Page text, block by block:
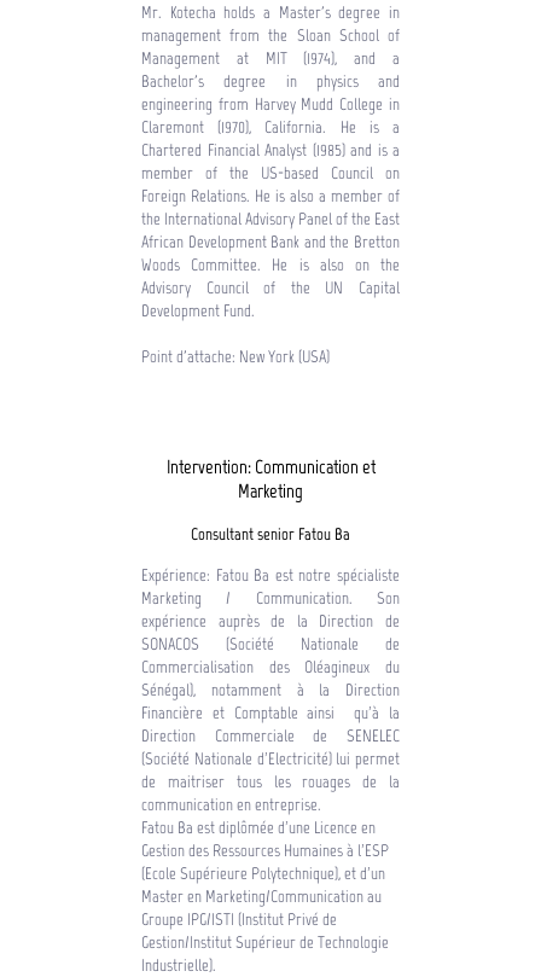
Mr. Kotecha holds a Master's degree in
management from the Sloan School of
Management at MIT (1974), and a
Bachelor's degree in physics and
engineering from Harvey Mudd College in
Claremont (1970), California. He is a
Chartered Financial Analyst (1985) and is a
member of the US-based Council on
Foreign Relations. He is also a member of
the International Advisory Panel of the East
African Development Bank and the Bretton
Woods Committee. He is also on the
Advisory Council of the UN Capital
Development Fund.
Point d'attache: New York (USA)
Intervention: Communication et
Marketing
Consultant senior Fatou Ba
Expérience: Fatou Ba est notre spécialiste
Marketing / Communication. Son
expérience auprès de la Direction de
SONACOS (Société Nationale de
Commercialisation des Oléagineux du
Sénégal), notamment à la Direction
Financière et Comptable ainsi qu’à la
Direction Commerciale de SENELEC
(Société Nationale d’Electricité) lui permet
de maitriser tous les rouages de la
communication en entreprise.
Fatou Ba est diplômée d’une Licence en
Gestion des Ressources Humaines à l’ESP
(Ecole Supérieure Polytechnique), et d’un
Master en Marketing/Communication au
Groupe IPG/ISTI (Institut Privé de
Gestion/Institut Supérieur de Technologie
Industrielle).